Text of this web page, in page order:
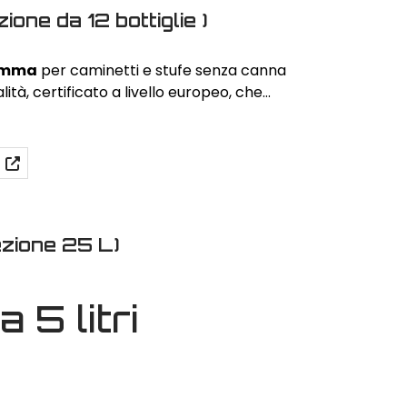
da 12 bottiglie )
per caminetti e stufe senza canna
certificato a livello europeo, che
non inquinante e inodore.
da 1 litro. Peso della scatola 11Kg.
combustibile puro, vegetale, inodore,
dalla fermentazione di canna da zucchero
Salute (PL) n. PZH/HT-2302/2009. Disponibile inflaconi da 1 litro
25 L)
5 litri